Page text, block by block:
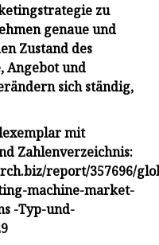
zu
genaue und
Zustand des
Angebot und
sich ständig,
mit
Zahlenverzeichnis:
report/357696/
machine-market-
-Typ-und-